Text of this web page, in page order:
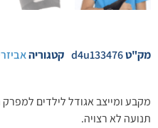
מק"טd4u133476 קטגוריה
מקבע ומייצב אגודל לילדים
תנועה לא רצויה.